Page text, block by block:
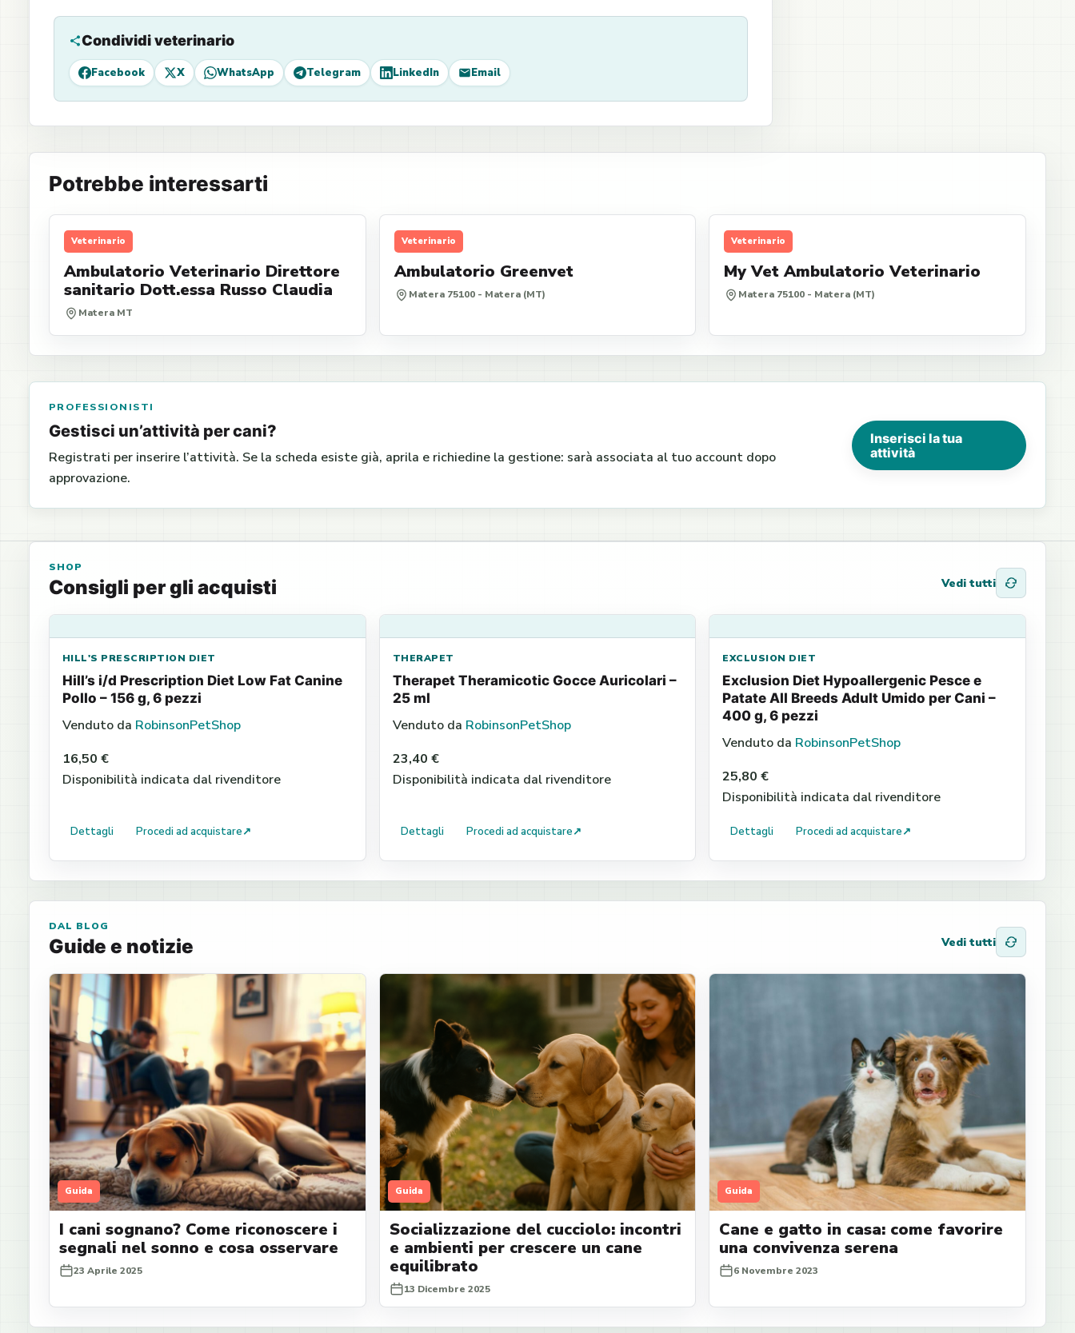
Condividi veterinario
Facebook X WhatsApp Telegram LinkedIn Email
Potrebbe interessarti
Veterinario
Ambulatorio Veterinario Direttore
sanitario Dott.essa Russo Claudia
Matera MT
Veterinario
Ambulatorio Greenvet
Matera 75100 - Matera (MT)
Veterinario
My Vet Ambulatorio Veterinario
Matera 75100 - Matera (MT)
PROFESSIONISTI
Gestisci un’attività per cani?
Registrati per inserire l’attività. Se la scheda esiste già, aprila e richiedine la gestione: sarà associata al tuo account dopo
approvazione.
Inserisci la tua
attività
SHOP
Consigli per gli acquisti Vedi tutti
HILL'S PRESCRIPTION DIET
Hill’s i/d Prescription Diet Low Fat Canine
Pollo – 156 g, 6 pezzi
Venduto da RobinsonPetShop
16,50 €
Disponibilità indicata dal rivenditore
Dettagli Procedi ad acquistare↗
THERAPET
Therapet Theramicotic Gocce Auricolari –
25 ml
Venduto da RobinsonPetShop
23,40 €
Disponibilità indicata dal rivenditore
Dettagli Procedi ad acquistare↗
EXCLUSION DIET
Exclusion Diet Hypoallergenic Pesce e
Patate All Breeds Adult Umido per Cani –
400 g, 6 pezzi
Venduto da RobinsonPetShop
25,80 €
Disponibilità indicata dal rivenditore
Dettagli Procedi ad acquistare↗
DAL BLOG
Guide e notizie Vedi tutti
Guida
I cani sognano? Come riconoscere i
segnali nel sonno e cosa osservare
23 Aprile 2025
Guida
Socializzazione del cucciolo: incontri
e ambienti per crescere un cane
equilibrato
13 Dicembre 2025
Guida
Cane e gatto in casa: come favorire
una convivenza serena
6 Novembre 2023